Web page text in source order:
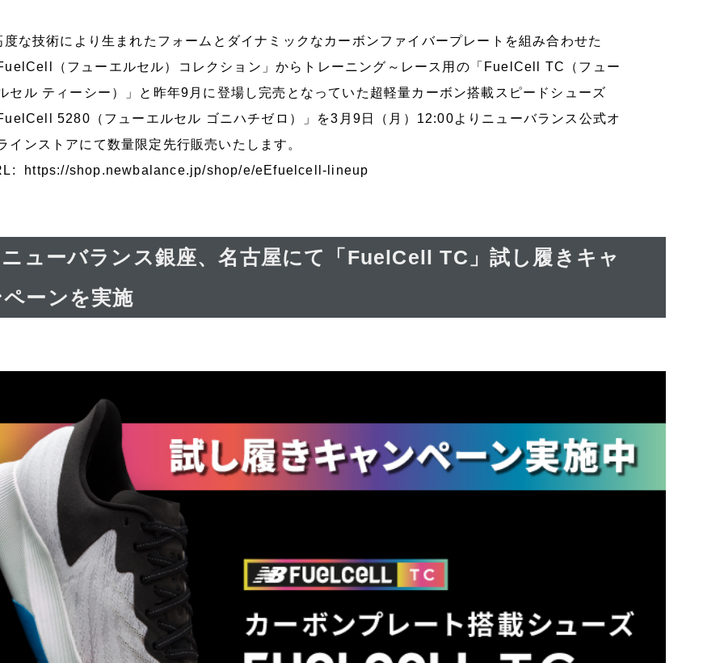
な技術により生まれたフォームとダイナミックなカーボンファイバープレートを組み合わせた
（フューエルセル）コレクション」からトレーニング～レース用の「FuelCell TC（フュー
セル ティーシー）」と昨年9月に登場し完売となっていた超軽量カーボン搭載スピードシューズ
5280（フューエルセル ゴニハチゼロ）」を3月9日（月）12:00よりニューバランス公式オ
インストアにて数量限定先行販売いたします。
https://shop.newbalance.jp/shop/e/eEfuelcell-lineup
ニューバランス銀座、名古屋にて「FuelCell TC」試し履きキャ
ーンを実施